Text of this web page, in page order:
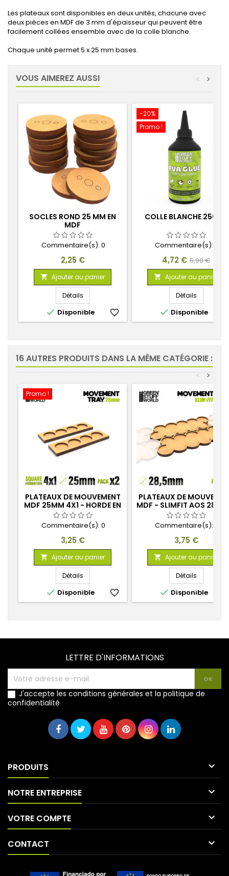
Les plateaux sont disponibles en deux unités, chacune avec
deux pièces en MDF de 3 mm d'épaisseur qui peuvent être
facilement collées ensemble avec de la colle blanche.
Chaque unité permet 5 x 25 mm bases.
VOUS AIMEREZ AUSSI >
<
SOCLES ROND 25 MM EN
MDF
Commentaire(s): 0
Prix
2,25 €
 Ajouter au panier
Détails
 Disponible favorite_border
-20%
Promo !
COLLE BLANCHE 250GR
Commentaire(s):
Prix
4,72 € Prix
de
base
5,90 €
 Ajouter au panier
Détails
 Disponible
16 AUTRES PRODUITS DANS LA MÊME CATÉGORIE :
>
<
Promo !
PLATEAUX DE MOUVEMENT
MDF 25MM 4X1 - HORDE EN
LIGNE
Commentaire(s): 0
Prix
3,25 €
 Ajouter au panier
Détails
 Disponible favorite_border
PLATEAUX DE
MDF - SLIMFIT AOS
Commentaire(s):
Prix
3,75 €
 Ajouter au panier
Détails
 Disponible
LETTRE D'INFORMATIONS
J'accepte les conditions générales et la politique de
confidentialité
PRODUITS 
NOTRE ENTREPRISE 
VOTRE COMPTE 
CONTACT 